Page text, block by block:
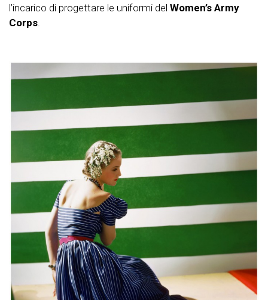
l’incarico di progettare le uniformi del Women’s Army
Corps.